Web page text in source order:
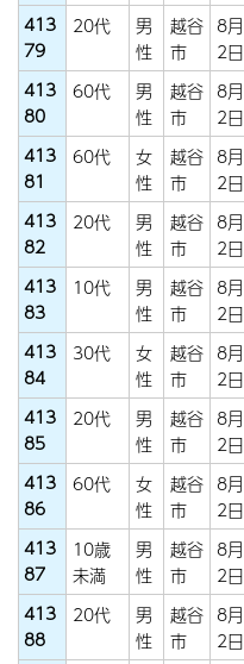
413
79
20代
男
性
越谷
市
8月
2日
413
80
60代
男
性
越谷
市
8月
2日
413
81
60代
女
性
越谷
市
8月
2日
413
82
20代
男
性
越谷
市
8月
2日
413
83
10代
男
性
越谷
市
8月
2日
413
84
30代
女
性
越谷
市
8月
2日
413
85
20代
男
性
越谷
市
8月
2日
413
86
60代
女
性
越谷
市
8月
2日
413
87
10歳
未満
男
性
越谷
市
8月
2日
413
88
20代
男
性
越谷
市
8月
2日